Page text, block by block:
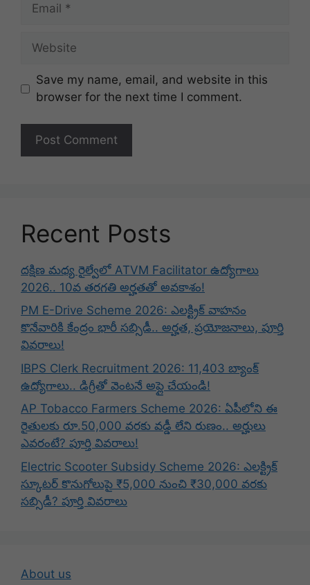
Website
Save my name, email, and website in this
browser for the next time I comment.
Recent Posts
దక్షిణ మధ్య రైల్వేలో ATVM Facilitator ఉద్యోగాలు
2026.. 10వ తరగతి అర్హతతో అవకాశం!
PM E-Drive Scheme 2026: ఎలక్ట్రిక్ వాహనం
కొనేవారికి కేంద్రం భారీ సబ్సిడీ.. అర్హత, ప్రయోజనాలు, పూర్తి
వివరాలు!
IBPS Clerk Recruitment 2026: 11,403 బ్యాంక్
ఉద్యోగాలు.. డిగ్రీతో వెంటనే అప్లై చేయండి!
AP Tobacco Farmers Scheme 2026: ఏపీలోని ఈ
రైతులకు రూ.50,000 వరకు వడ్డీ లేని రుణం.. అర్హులు
ఎవరంటే? పూర్తి వివరాలు!
Electric Scooter Subsidy Scheme 2026: ఎలక్ట్రిక్
స్కూటర్ కొనుగోలుపై ₹5,000 నుంచి ₹30,000 వరకు
సబ్సిడీ? పూర్తి వివరాలు
About us